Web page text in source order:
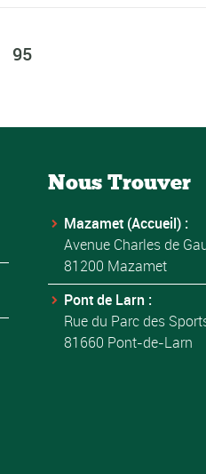
95
Nous Trouver
Mazamet (Accueil) :
Avenue Charles de
81200 Mazamet
Pont de Larn :
Rue du Parc des
81660 Pont-de-Larn